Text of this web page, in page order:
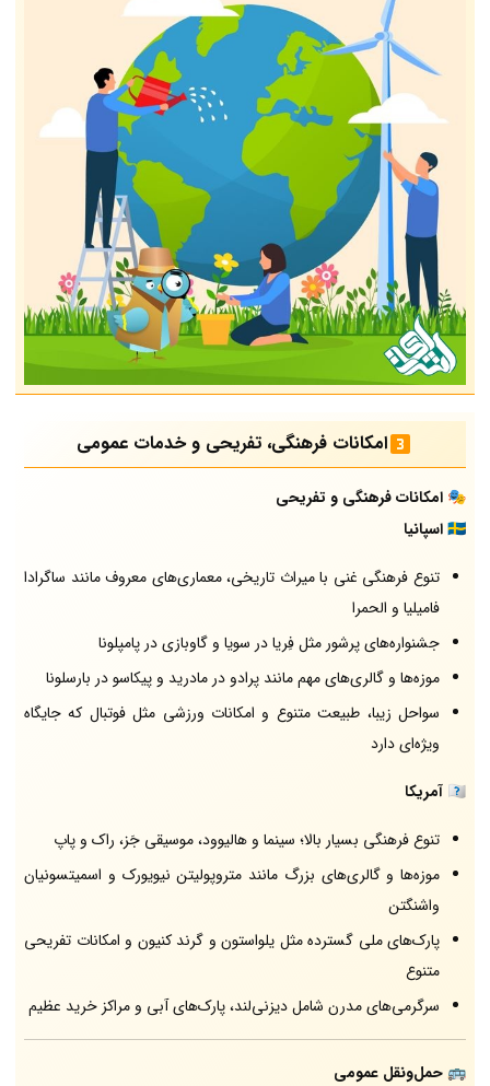
امکانات فرهنگی، تفریحی و خدمات عمومی
🎭 امکانات فرهنگی و تفریحی
🇪🇸اسپانیا
تنوع فرهنگی غنی با میراث تاریخی، معماری‌های معروف مانند ساگرادا
فامیلیا و الحمرا
جشنواره‌های پرشور مثل فِریا در سویا و گاوبازی در پامپلونا
موزه‌ها و گالری‌های مهم مانند پرادو در مادرید و پیکاسو در بارسلونا
سواحل زیبا، طبیعت متنوع و امکانات ورزشی مثل فوتبال که جایگاه
ویژه‌ای دارد
🇺🇸 آمریکا
تنوع فرهنگی بسیار بالا؛ سینما و هالیوود، موسیقی جَز، راک و پاپ
موزه‌ها و گالری‌های بزرگ مانند متروپولیتن نیویورک و اسمیتسونیان
واشنگتن
پارک‌های ملی گسترده مثل یلواستون و گرند کنیون و امکانات تفریحی
متنوع
سرگرمی‌های مدرن شامل دیزنی‌لند، پارک‌های آبی و مراکز خرید عظیم
🚌حمل‌ونقل عمومی